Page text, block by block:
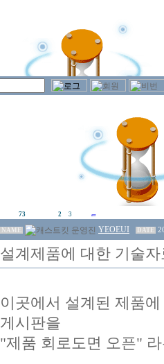
73 2 3
NAME YEOEUI DATE
설계제품에 대한 기술
이곳에서 설계된 제품
게시판을
"제품 회로도면 오픈"